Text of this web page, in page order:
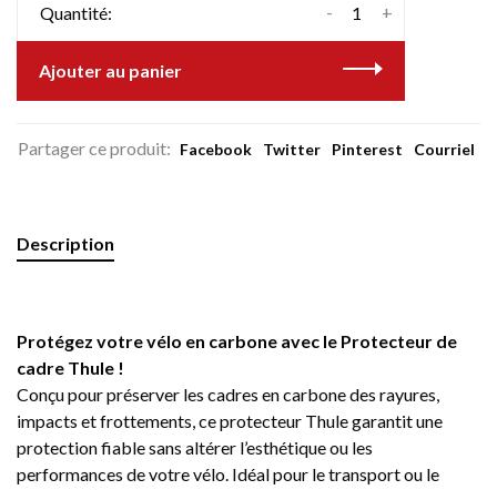
Quantité: +
-
Ajouter au panier
Partager ce produit: Facebook Twitter Pinterest Courriel
Description
Protégez votre vélo en carbone avec le Protecteur de
cadre Thule !
Conçu pour préserver les cadres en carbone des rayures,
impacts et frottements, ce protecteur Thule garantit une
protection fiable sans altérer l’esthétique ou les
performances de votre vélo. Idéal pour le transport ou le